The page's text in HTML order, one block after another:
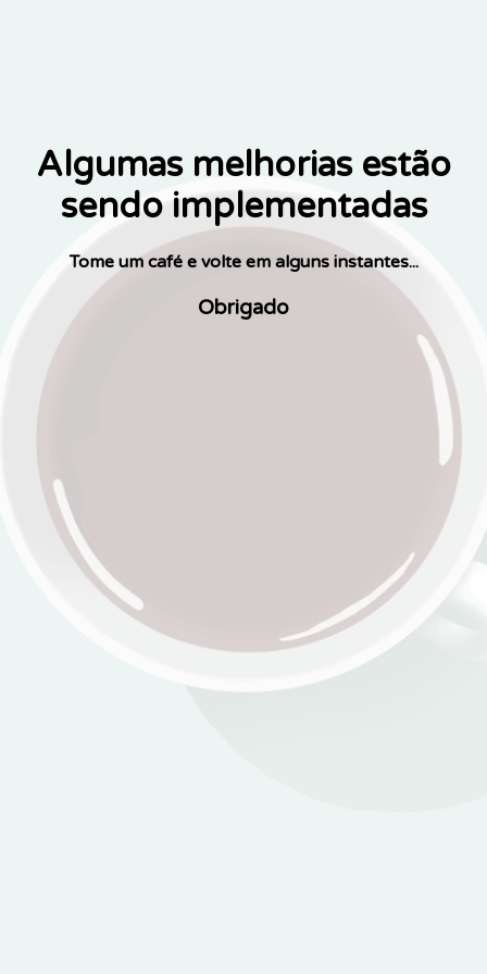
Algumas melhorias estão
sendo implementadas
Tome um café e volte em alguns instantes...
Obrigado